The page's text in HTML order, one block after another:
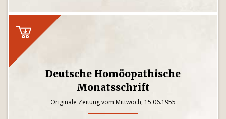
Deutsche Homöopathische
Monatsschrift
Originale Zeitung vom Mittwoch, 15.06.1955